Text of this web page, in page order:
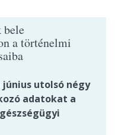
bele
a történelmi
utolsó négy
adatokat a